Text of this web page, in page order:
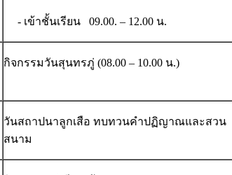
- เข้าชั้นเรียน 09.00. – 12.00 น.
กิจกรรมวันสุนทรภู่ (08.00 – 10.00 น.)
วันสถาปนาลูกเสือ ทบทวนคำปฏิญาณและสวน
สนาม